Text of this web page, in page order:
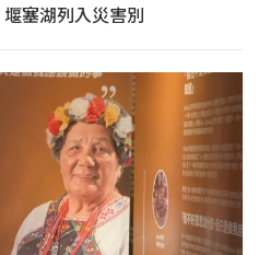
塞湖列入災害別